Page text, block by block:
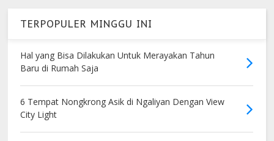
TERPOPULER MINGGU INI
Hal yang Bisa Dilakukan Untuk Merayakan Tahun
Baru di Rumah Saja
6 Tempat Nongkrong Asik di Ngaliyan Dengan View
City Light